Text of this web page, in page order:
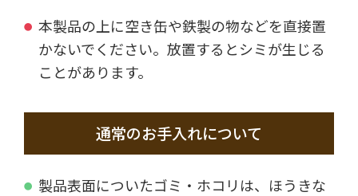
本製品の上に空き缶や鉄製の物などを直接置
かないでください。放置するとシミが生じる
ことがあります。
通常のお手入れについて
製品表面についたゴミ・ホコリは、ほうきな